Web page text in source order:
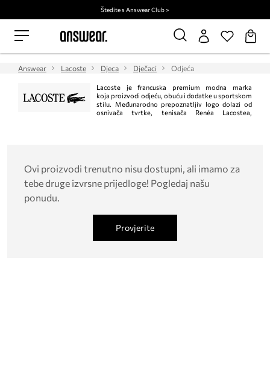
Štedite s Answear Club >
Answear Lacoste Djeca Dječaci Odjeća
Lacoste je francuska premium modna marka
koja proizvodi odjeću, obuću i dodatke u sportskom
stilu. Međunarodno prepoznatljiv logo dolazi od
osnivača tvrtke, tenisača Renéa Lacostea,
Ovi proizvodi trenutno nisu dostupni, ali imamo za
tebe druge izvrsne prijedloge! Pogledaj našu
ponudu.
Provjerite